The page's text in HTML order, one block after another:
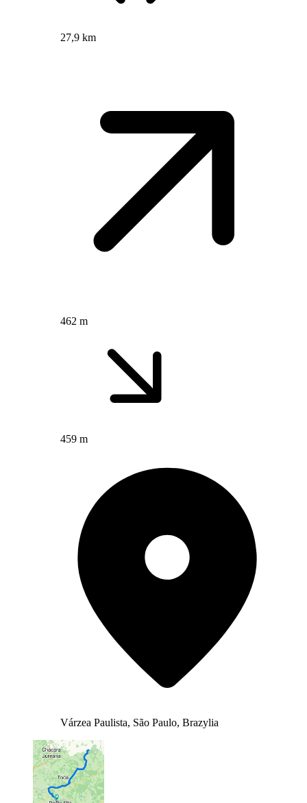
27,9 km
462 m
459 m
Várzea Paulista, São Paulo, Brazylia